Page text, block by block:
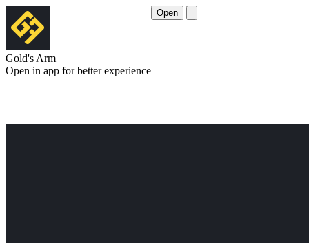
Gold's Arm
Open in app for better experience
Open